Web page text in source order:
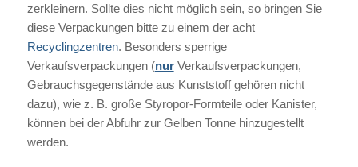
zerkleinern. Sollte dies nicht möglich sein, so bringen Sie
diese Verpackungen bitte zu einem der acht
Recyclingzentren. Besonders sperrige
Verkaufsverpackungen (nurVerkaufsverpackungen,
Gebrauchsgegenstände aus Kunststoff gehören nicht
dazu), wie z. B. große Styropor-Formteile oder Kanister,
können bei der Abfuhr zur Gelben Tonne hinzugestellt
werden.